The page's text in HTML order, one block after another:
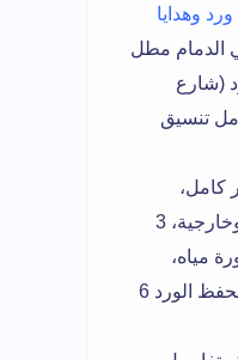
وهدايا
الدمام مطل
(شارع
تنسيق
كامل،
طابعة، كاميرات مراقبة داخلية وخارجية، 3
كونتر، دورة مياه،
مستودع، مكتب مستقل، ثلاجة لحفظ الورد 6